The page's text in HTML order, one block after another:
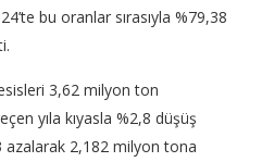
bu oranlar sırasıyla %79,38
3,62 milyon ton
yıla kıyasla %2,8 düşüş
azalarak 2,182 milyon tona